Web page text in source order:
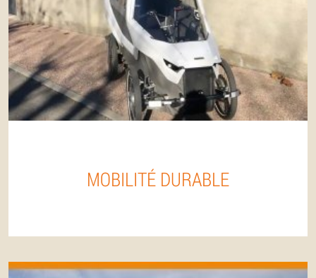
MOBILITÉ DURABLE